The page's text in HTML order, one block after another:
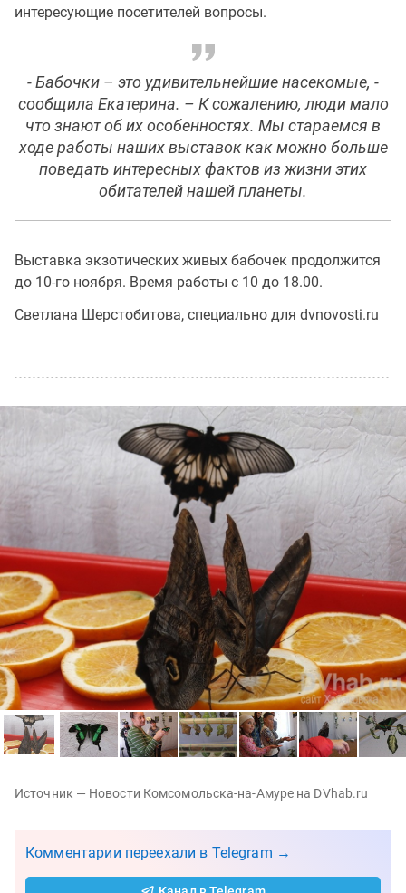
интересующие посетителей вопросы.
- Бабочки – это удивительнейшие насекомые, -
сообщила Екатерина. – К сожалению, люди мало
что знают об их особенностях. Мы стараемся в
ходе работы наших выставок как можно больше
поведать интересных фактов из жизни этих
обитателей нашей планеты.
Выставка экзотических живых бабочек продолжится
до 10-го ноября. Время работы с 10 до 18.00.
Светлана Шерстобитова, специально для dvnovosti.ru
Источник — Новости Комсомольска-на-Амуре на DVhab.ru
Комментарии переехали в Telegram →